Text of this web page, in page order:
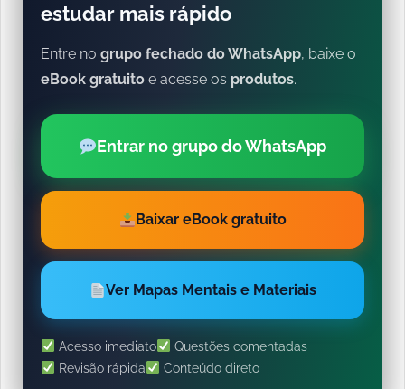
estudar mais rápido
Entre no grupo fechado do WhatsApp, baixe o
eBook gratuito e acesse os produtos.
Entrar no grupo do WhatsApp
Baixar eBook gratuito
Ver Mapas Mentais e Materiais
Acesso imediato
Questões comentadas
Revisão rápida
Conteúdo direto